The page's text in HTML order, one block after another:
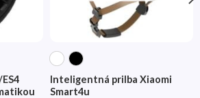
Inteligentná prilba Xiaomi
Smart4u